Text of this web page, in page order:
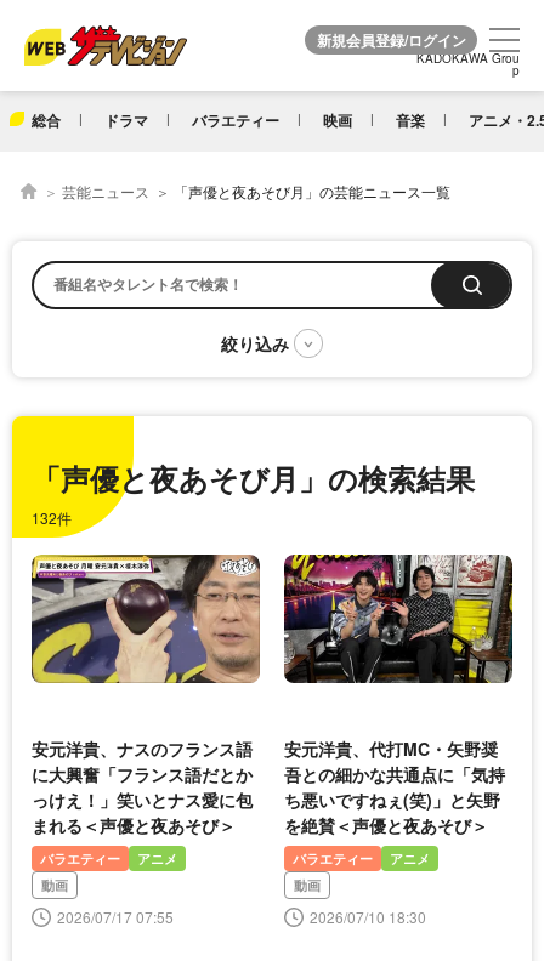
KADOKAWA Grou
p
総合 ドラマ バラエティー 映画 音楽 アニメ・
KADOKAWA Grou
p
芸能ニュース 「声優と夜あそび月」の芸能ニュース一覧
「声優と夜あそび月」の検索結果
132件
安元洋貴、ナスのフランス語
に大興奮「フランス語だとか
っけえ！」笑いとナス愛に包
まれる＜声優と夜あそび＞
バラエティー
アニメ
動画
2026/07/17 07:55
安元洋貴、代打MC・矢野奨
吾との細かな共通点に「気持
ち悪いですねぇ(笑)」と矢野
を絶賛＜声優と夜あそび＞
バラエティー
アニメ
動画
2026/07/10 18:30